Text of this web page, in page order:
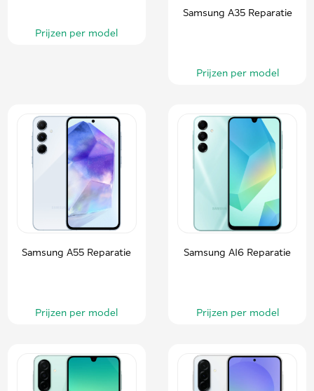
Prijzen per model
Samsung A35 Reparatie
Prijzen per model
Samsung A55 Reparatie
Prijzen per model
Samsung A16 Reparatie
Prijzen per model